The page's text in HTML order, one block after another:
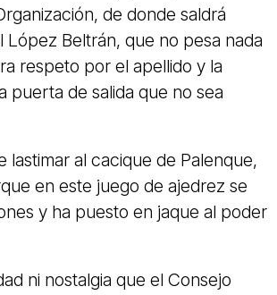
de donde saldrá
López Beltrán, que no pesa nada
respeto por el apellido y la
puerta de salida que no sea
lastimar al cacique de Palenque,
en este juego de ajedrez se
y ha puesto en jaque al poder
ni nostalgia que el Consejo